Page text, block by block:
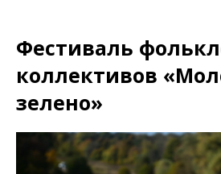
Фестиваль
коллективов
зелено»